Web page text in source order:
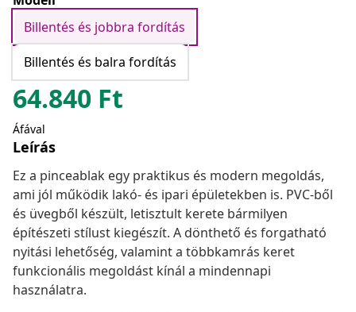
Billentés és jobbra fordítás
Billentés és balra fordítás
64.840 Ft
Áfával
Leírás
Ez a pinceablak egy praktikus és modern megoldás,
ami jól működik lakó- és ipari épületekben is. PVC-ből
és üvegből készült, letisztult kerete bármilyen
építészeti stílust kiegészít. A dönthető és forgatható
nyitási lehetőség, valamint a többkamrás keret
funkcionális megoldást kínál a mindennapi
használatra.